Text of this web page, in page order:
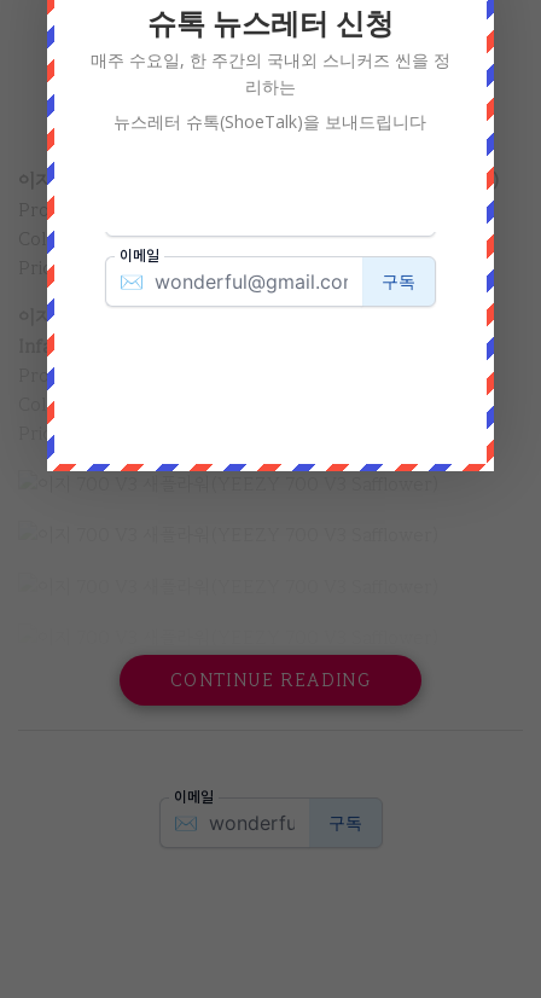
이지 700 V3 새플라워 키즈(YEEZY 700 V3 Safflower Kids)
Product code: G54854
Color: Safflower/Safflower/Safflower
Price: $130
이지 700 V3 새플라워 인펀트(YEEZY 700 V3 Safflower
Infants)
Product code: G54855
Color: Safflower/Safflower/Safflower
Price: $100
CONTINUE READING
슈톡 뉴스레터 신청
매주 수요일, 한 주간의 국내외 스니커즈 씬을 정
리하는
뉴스레터 슈톡(ShoeTalk)을 보내드립니다